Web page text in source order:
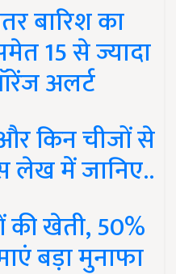
बारिश का
15 से ज्यादा
अलर्ट
किन चीजों से
लेख में जानिए..
खेती, 50%
बड़ा मुनाफा